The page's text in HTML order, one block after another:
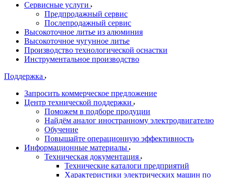
Сервисные услуги
Предпродажный сервис
Послепродажный сервис
Высокоточное литье из алюминия
Высокоточное чугунное литье
Производство технологической оснастки
Инструментальное производство
Поддержка
Запросить коммерческое предложение
Центр технической поддержки
Поможем в подборе продуции
Найдём аналог иностранному электродвигателю
Обучение
Повышайте операционную эффективность
Информационные материалы
Техническая документация
Технические каталоги предприятий
Характеристики электрических машин по